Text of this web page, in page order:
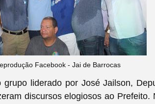
Facebook - Jai de Barrocas
liderado por José Jailson,
discursos elogiosos ao Prefeito.